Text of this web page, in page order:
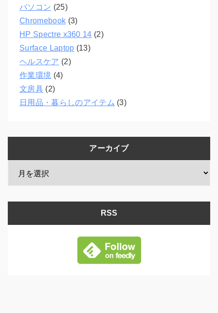
パソコン (25)
Chromebook (3)
HP Spectre x360 14 (2)
Surface Laptop (13)
ヘルスケア (2)
作業環境 (4)
文房具(2)
日用品・暮らしのアイテム (3)
アーカイブ
RSS